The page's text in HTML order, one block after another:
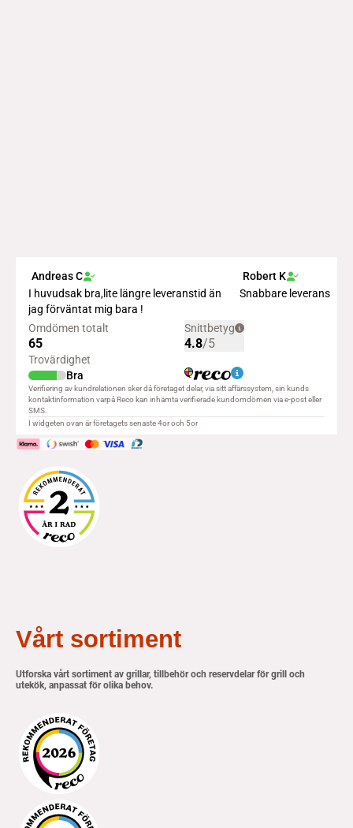
Vårt sortiment
Utforska vårt sortiment av grillar, tillbehör och reservdelar för grill och
utekök, anpassat för olika behov.